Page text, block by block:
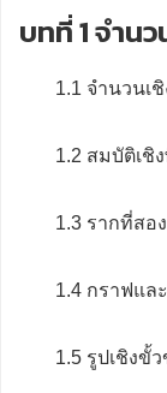
บทที่ 1 จำน
1.1 จำนวนเ
1.2 สมบัติเ
1.3 รากที่สอ
1.4 กราฟแ
1.5 รูปเชิงขั้